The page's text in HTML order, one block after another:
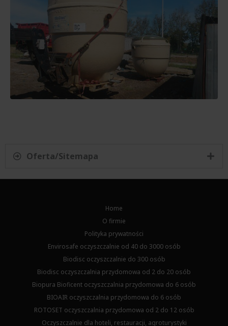
Oferta/Sitemapa
Home
O firmie
Polityka prywatności
Envirosafe oczyszczalnie od 40 do 3000 osób
Biodisc oczyszczalnie do 300 osób
Biodisc oczyszczalnia przydomowa od 2 do 20 osób
Biopura Bioficent oczyszczalnia przydomowa do 6 osób
BIOAIR oczyszczalnia przydomowa do 6 osób
ROTOSET oczyszczalnia przydomowa od 2 do 12 osób
Oczyszczalnie dla hoteli, restauracji, agroturystyki